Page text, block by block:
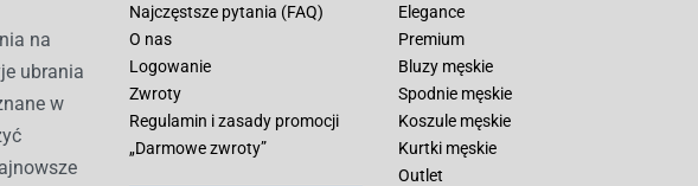
na
ubrania
w
Najczęstsze pytania (FAQ)
O nas
Logowanie
Zwroty
Regulamin i zasady promocji
„Darmowe zwroty”
Elegance
Premium
Bluzy męskie
Spodnie męskie
Koszule męskie
Kurtki męskie
Outlet